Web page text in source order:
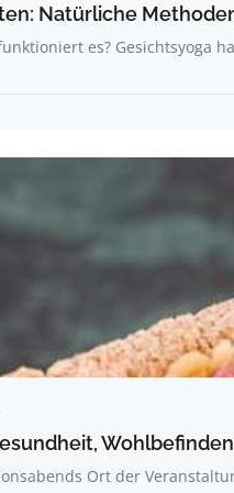
Natürliche
es? Gesichtsyoga
Ort der